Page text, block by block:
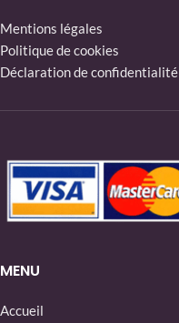
Mentions légales
Politique de cookies
Déclaration de confidentialité
MENU
Accueil